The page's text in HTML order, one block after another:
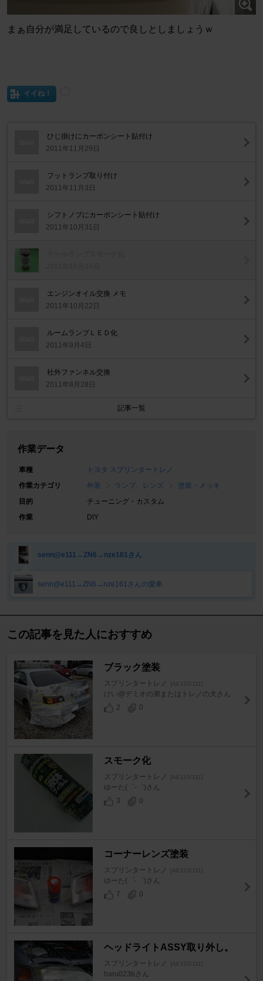
まぁ自分が満足しているので良しとしましょうｗ
イイね！
ひじ掛けにカーボンシート貼付け
2011年11月29日
フットランプ取り付け
2011年11月3日
シフトノブにカーボンシート貼付け
2011年10月31日
エンジンオイル交換 メモ
2011年10月22日
ルームランプＬＥＤ化
2011年9月4日
社外ファンネル交換
2011年8月28日
記事一覧
作業データ
車種
トヨタ スプリンタートレノ
作業カテゴリ
外装 ランプ、レンズ
塗装・メッキ
目的
チューニング・カスタム
作業
DIY
senn@e111→ZN6→nze161さん
senn@e111→ZN6→nze161さんの愛車
この記事を見た人におすすめ
ブラック塗装
スプリンタートレノ [AE110/111]
けい@デミオの弟またはトレノの犬さん
2
0
スモーク化
スプリンタートレノ [AE110/111]
ゆーた(゜-゜)さん
3
0
コーナーレンズ塗装
スプリンタートレノ [AE110/111]
ゆーた(゜-゜)さん
7
0
ヘッドライトASSY取り外し。
スプリンタートレノ [AE110/111]
haru023bさん